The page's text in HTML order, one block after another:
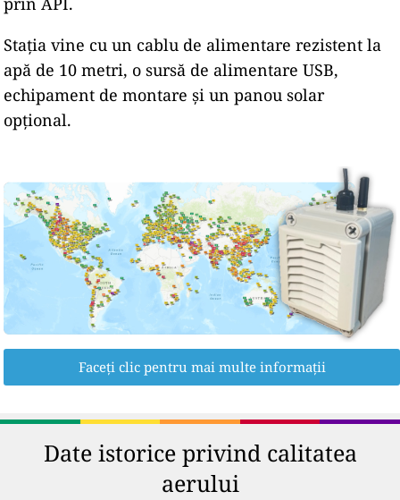
Stația vine cu un cablu de alimentare rezistent la
apă de 10 metri, o sursă de alimentare USB,
echipament de montare și un panou solar
opțional.
Faceți clic pentru mai multe informații
Date istorice privind calitatea
aerului